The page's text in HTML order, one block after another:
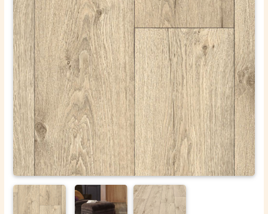
ОТПРАВИТЬ
Ваши данные не будут переданы третьим лицам